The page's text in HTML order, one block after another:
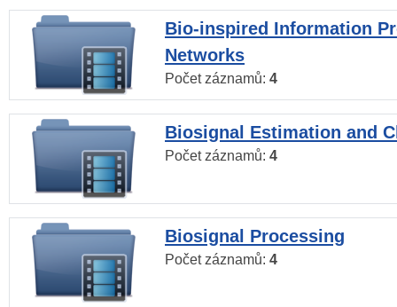
Bio-inspired Information
Networks
Počet záznamů: 4
Biosignal Estimation and
Počet záznamů: 4
Biosignal Processing
Počet záznamů: 4